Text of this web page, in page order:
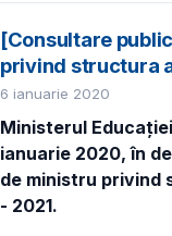
[Consultare
privind structura
6 ianuarie 2020
Ministerul
ianuarie 2020, în
de ministru privind
- 2021.